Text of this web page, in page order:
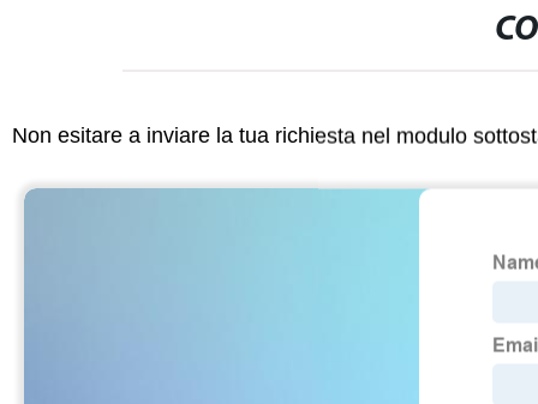
Non esitare a inviare la tua richiesta nel modulo